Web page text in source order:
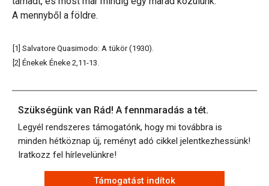
A mennyből a földre.
[1] Salvatore Quasimodo: A tükör (1930).
[2] Énekek Éneke 2,11-13.
Szükségünk van Rád! A fennmaradás a tét.
Legyél rendszeres támogatónk, hogy mi továbbra is
minden hétköznap új, reményt adó cikkel jelentkezhessünk!
Iratkozz fel hírlevelünkre!
Támogatást indítok